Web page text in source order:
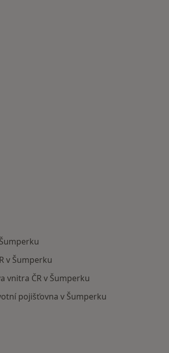
v Šumperku
vnitra ČR v Šumperku
pojišťovna v Šumperku